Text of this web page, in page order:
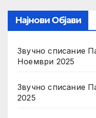
Најнови Објави
Звучно списание
Ноември 2025
Звучно списание
2025